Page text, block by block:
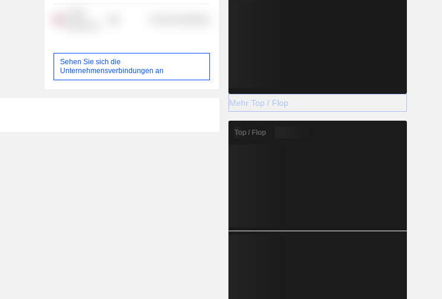
Sehen Sie sich die
Unternehmensverbindungen an
Mehr Top / Flop
Top / Flop